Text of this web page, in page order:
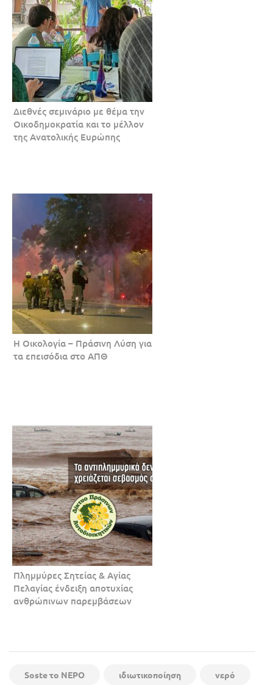
Διεθνές σεμινάριο με θέμα την
Οικοδημοκρατία και το μέλλον
της Ανατολικής Ευρώπης
Η Οικολογία – Πράσινη Λύση για
τα επεισόδια στο ΑΠΘ
Πλημμύρες Σητείας & Αγίας
Πελαγίας ένδειξη αποτυχίας
ανθρώπινων παρεμβάσεων
Soste το ΝΕΡΟ ιδιωτικοποίηση νερό